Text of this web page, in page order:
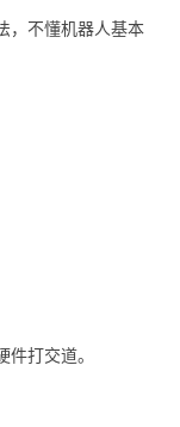
，不懂机器人基本
打交道。